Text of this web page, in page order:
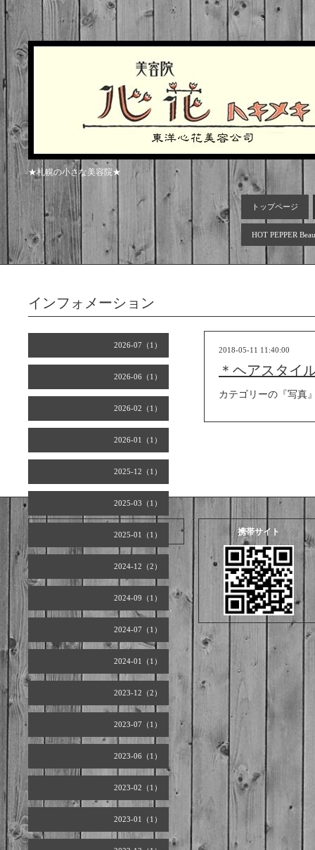
★札幌の小さな美容院★
トップページ
HOT PEPPER
2026-07（1）
2026-06（1）
2026-02（1）
2026-01（1）
2025-12（1）
2025-03（1）
2025-01（1）
2024-12（2）
2024-09（1）
2024-07（1）
2024-01（1）
2023-12（2）
2023-07（1）
2023-06（1）
2023-02（1）
2023-01（1）
インフォメーション
2018-05-11 11:40:00
＊ヘアスタイ
カテゴリーの『写真
2026.08.10 Monday 携帯サイト